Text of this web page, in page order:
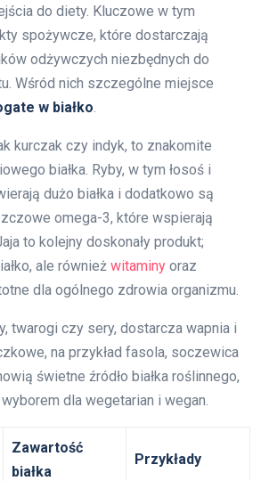
do diety. Kluczowe w tym
spożywcze, które dostarczają
odżywczych niezbędnych do
Wśród nich szczególne miejsce
w białko
kurczak czy indyk, to znakomite
białka. Ryby, w tym łosoś i
dużo białka i dodatkowo są
omega-3, które wspierają
to kolejny doskonały produkt;
ale również witaminy oraz
dla ogólnego zdrowia organizmu.
twarogi czy sery, dostarcza wapnia i
na przykład fasola, soczewica
świetne źródło białka roślinnego,
dla wegetarian i wegan.
Zawartość
białka
Przykłady